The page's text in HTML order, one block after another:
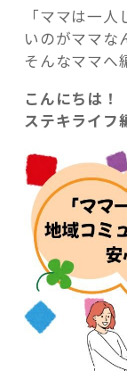
これか
記事検索
「ママは一
いのがママな
そんなママへ
こんにちは！
ステキライフ